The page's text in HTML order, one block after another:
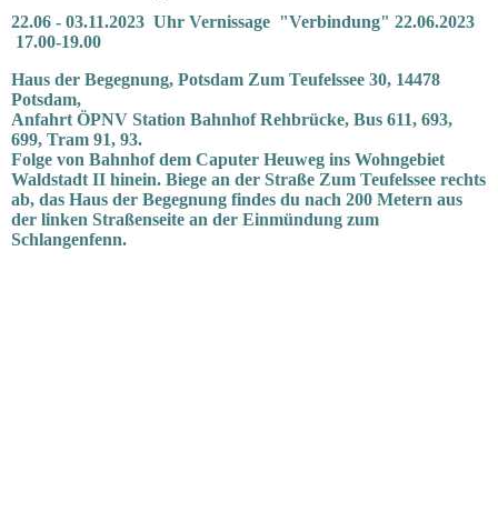
22.06 - 03.11.2023 Uhr Vernissage "Verbindung" 22.06.2023
17.00-19.00
Haus der Begegnung, Potsdam Zum Teufelssee 30, 14478
Potsdam,
Anfahrt ÖPNV Station Bahnhof Rehbrücke, Bus 611, 693,
699, Tram 91, 93.
Folge von Bahnhof dem Caputer Heuweg ins Wohngebiet
Waldstadt II hinein. Biege an der Straße Zum Teufelssee rechts
ab, das Haus der Begegnung findes du nach 200 Metern aus
der linken Straßenseite an der Einmündung zum
Schlangenfenn.